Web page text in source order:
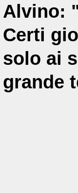
Alvino:
Certi
solo ai
grande